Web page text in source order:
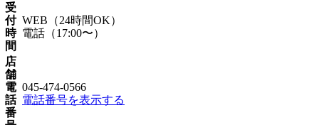
受
付
時
間
WEB（24時間OK）
電話（17:00〜）
店
舗
電
話
番
045-474-0566
電話番号を表示する